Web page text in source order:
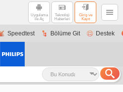
Uygulama
ile Aç
Teknoloji
Haberleri
Giriş ve
Kayıt
Speedtest Bölüme Git Destek